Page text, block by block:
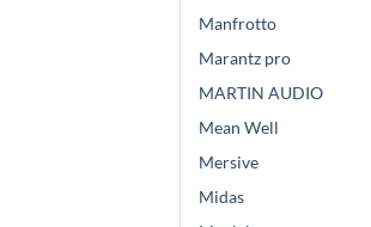
Manfrotto
Marantz pro
MARTIN AUDIO
Mean Well
Mersive
Midas